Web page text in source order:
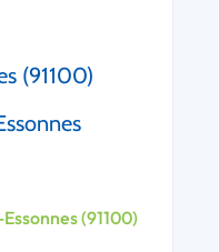
(91100)
(91100)